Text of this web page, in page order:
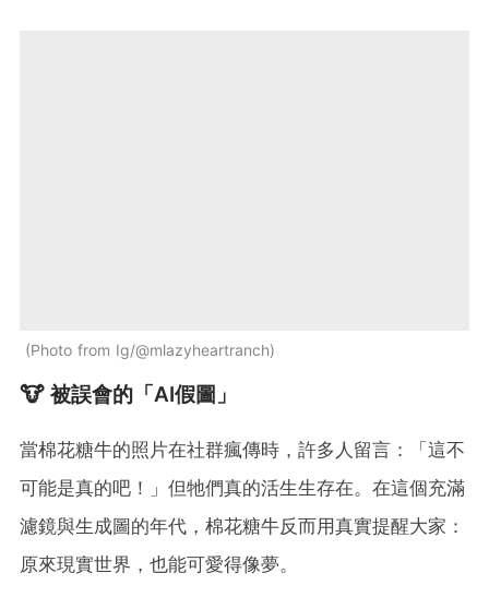
Photo from Ig/@mlazyheartranch
🐮 被誤會的「AI假圖」
當棉花糖牛的照片在社群瘋傳時，許多人留言：「這不
可能是真的吧！」但牠們真的活生生存在。在這個充滿
濾鏡與生成圖的年代，棉花糖牛反而用真實提醒大家：
原來現實世界，也能可愛得像夢。